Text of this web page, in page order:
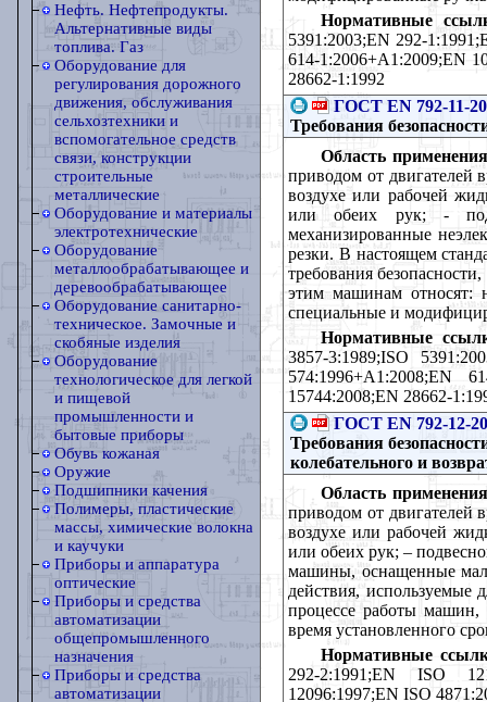
Нефть. Нефтепродукты.
Альтернативные виды
топлива. Газ
Оборудование для
регулирования дорожного
движения, обслуживания
сельхозтехники и
вспомогательное средств
связи, конструкции
строительные
металлические
Оборудование и материалы
электротехнические
Оборудование
металлообрабатывающее и
деревообрабатывающее
Оборудование санитарно-
техническое. Замочные и
скобяные изделия
Оборудование
технологическое для легкой
и пищевой
промышленности и
бытовые приборы
Обувь кожаная
Оружие
Подшипники качения
Полимеры, пластические
массы, химические волокна
и каучуки
Приборы и аппаратура
оптические
Приборы и средства
автоматизации
общепромышленного
назначения
Приборы и средства
автоматизации
Нормативные
5391:2003;EN 292-
614-1:2006+А1:2009;EN
28662-1:1992
ГОСТ EN 792-11-
Требования
Область
приводом от двигателей
воздухе или рабочей
или обеих рук; -
механизированные
резки. В настоящем
требования
этим машинам относят:
специальные и
Нормативные
3857-3:1989;ISO
574:1996+А1:2008;EN
15744:2008;EN 28662-
ГОСТ EN 792-12-
Требования
колебательного и
Область
приводом от двигателей
воздухе или рабочей
или обеих рук; –
машины, оснащенные
действия, используемые
процессе работы машин,
время установленного
Нормативные
292-2:1991;EN ISO
12096:1997;EN ISO